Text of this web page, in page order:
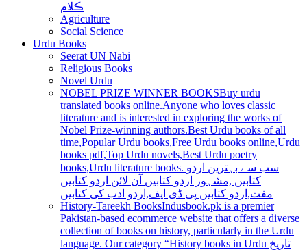
ڪلام
Agriculture
Social Science
Urdu Books
Seerat UN Nabi
Religious Books
Novel Urdu
NOBEL PRIZE WINNER BOOKSBuy urdu
translated books online.Anyone who loves classic
literature and is interested in exploring the works of
Nobel Prize-winning authors.Best Urdu books of all
time,Popular Urdu books,Free Urdu books online,Urdu
books pdf,Top Urdu novels,Best Urdu poetry
books,Urdu literature books. سب سے بہترین اردو
کتابیں ,مشہور اردو کتابیں آن لائن اردو کتابیں
مفت,اردو کتابیں پی ڈی ایف,اردو ادب کی کتابیں
History-Tareekh BooksIndusbook.pk is a premier
Pakistan-based ecommerce website that offers a diverse
collection of books on history, particularly in the Urdu
language. Our category “History books in Urdu تاریخ